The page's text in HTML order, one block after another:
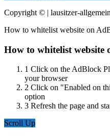
Copyright © | lausitzer-
How to whitelist website on
How to whitelist website
1 Click on the AdBlock
your browser
2 Click on "Enabled on
option
3 Refresh the page and
Scroll Up